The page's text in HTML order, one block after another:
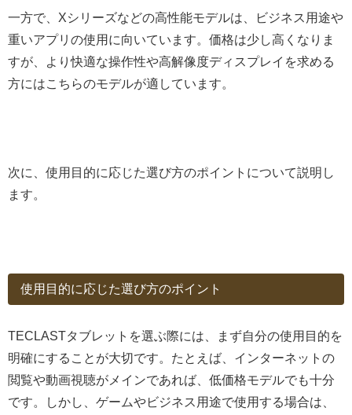
一方で、Xシリーズなどの高性能モデルは、ビジネス用途や
重いアプリの使用に向いています。価格は少し高くなりま
すが、より快適な操作性や高解像度ディスプレイを求める
方にはこちらのモデルが適しています。
次に、使用目的に応じた選び方のポイントについて説明し
ます。
使用目的に応じた選び方のポイント
TECLASTタブレットを選ぶ際には、まず自分の使用目的を
明確にすることが大切です。たとえば、インターネットの
閲覧や動画視聴がメインであれば、低価格モデルでも十分
です。しかし、ゲームやビジネス用途で使用する場合は、